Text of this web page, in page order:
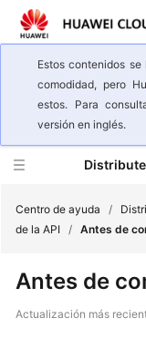
Estos contenidos
comodidad, pero
estos. Para
versión en inglés.
general
del
Centro de ayuda /
de la API / Antes de
Antes de
Actualización más